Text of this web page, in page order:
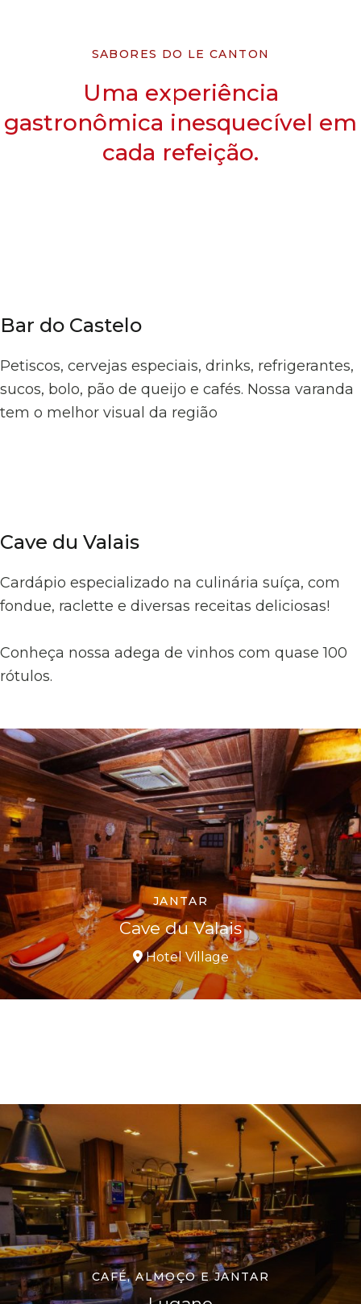
SABORES DO LE CANTON
Uma experiência
gastronômica inesquecível em
cada refeição.
Bar do Castelo
Petiscos, cervejas especiais, drinks, refrigerantes,
sucos, bolo, pão de queijo e cafés. Nossa varanda
tem o melhor visual da região
Cave du Valais
Cardápio especializado na culinária suíça, com
fondue, raclette e diversas receitas deliciosas!
Conheça nossa adega de vinhos com quase 100
rótulos.
JANTAR
Cave du Valais
Hotel Village
CAFÉ, ALMOÇO E JANTAR